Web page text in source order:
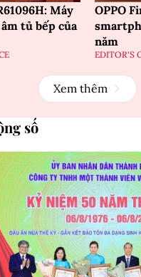
Máy
tủ bếp của
OPPO
năm
EDITOR'S
Xem thêm
số